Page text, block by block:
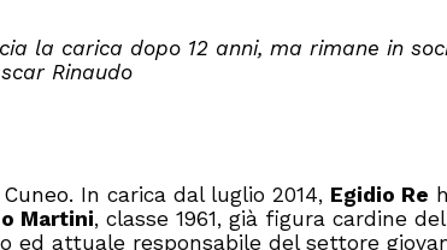
la carica dopo 12 anni, ma rimane in
Rinaudo
In carica dal luglio 2014, Egidio Re
Martini, classe 1961, già figura cardine
ed attuale responsabile del settore